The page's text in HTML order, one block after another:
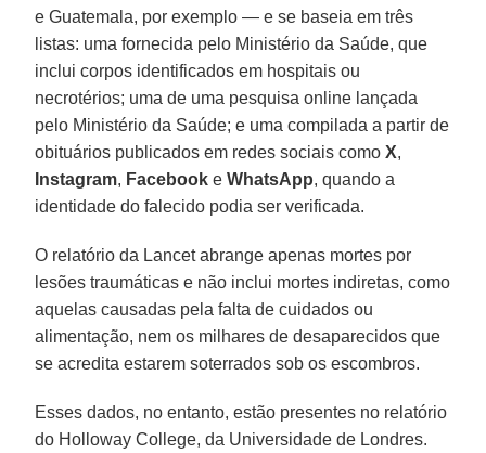
e Guatemala, por exemplo — e se baseia em três
listas: uma fornecida pelo Ministério da Saúde, que
inclui corpos identificados em hospitais ou
necrotérios; uma de uma pesquisa online lançada
pelo Ministério da Saúde; e uma compilada a partir de
obituários publicados em redes sociais comoX,
Instagram, Facebook eWhatsApp, quando a
identidade do falecido podia ser verificada.
O relatório da Lancet abrange apenas mortes por
lesões traumáticas e não inclui mortes indiretas, como
aquelas causadas pela falta de cuidados ou
alimentação, nem os milhares de desaparecidos que
se acredita estarem soterrados sob os escombros.
Esses dados, no entanto, estão presentes no relatório
do Holloway College, da Universidade de Londres.